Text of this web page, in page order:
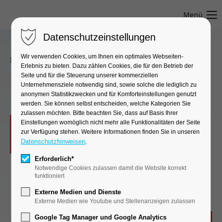
Menü
Interventionelle Studien● Prof. Dr. med. Bertram Glaß
Pola-R-ICE Studie
Offene, prospektive Phase III Studie zum
Vergleich von Polatuzumab Vedotin plus
Rituximab, Ifosfamid, Carboplatin und Etoposid
(Pola-R-ICE) mit Rituximab, Ifosfamid,
Carboplatin und Etoposid (R-ICE) allein als
Salvage-Therapie bei Patienten mit primär
refraktärem oder rezidiviertem diffus
Datenschutzeinstellungen
Wir verwenden Cookies, um Ihnen ein optimales Webseiten-
Erlebnis zu bieten. Dazu zählen Cookies, die für den Betrieb der
Seite und für die Steuerung unserer kommerziellen
Unternehmensziele notwendig sind, sowie solche die lediglich zu
anonymen Statistikzwecken und für Komforteinstellungen genutzt
werden. Sie können selbst entscheiden, welche Kategorien Sie
zulassen möchten. Bitte beachten Sie, dass auf Basis Ihrer
Einstellungen womöglich nicht mehr alle Funktionalitäten der Seite
zur Verfügung stehen. Weitere Informationen finden Sie in unseren
Datenschutzhinweisen.
Erforderlich*
Notwendige Cookies zulassen damit die Website korrekt
funktioniert
Externe Medien und Dienste
Externe Medien wie Youtube und Stellenanzeigen zulassen
Google Tag Manager und Google Analytics